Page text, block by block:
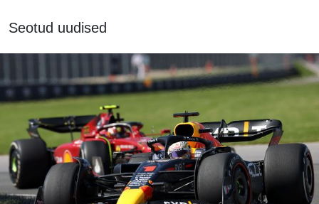
Seotud uudised